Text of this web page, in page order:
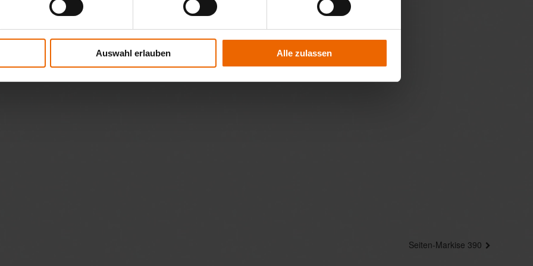
Auswahl erlauben Alle zulassen
Seiten-Markise 390